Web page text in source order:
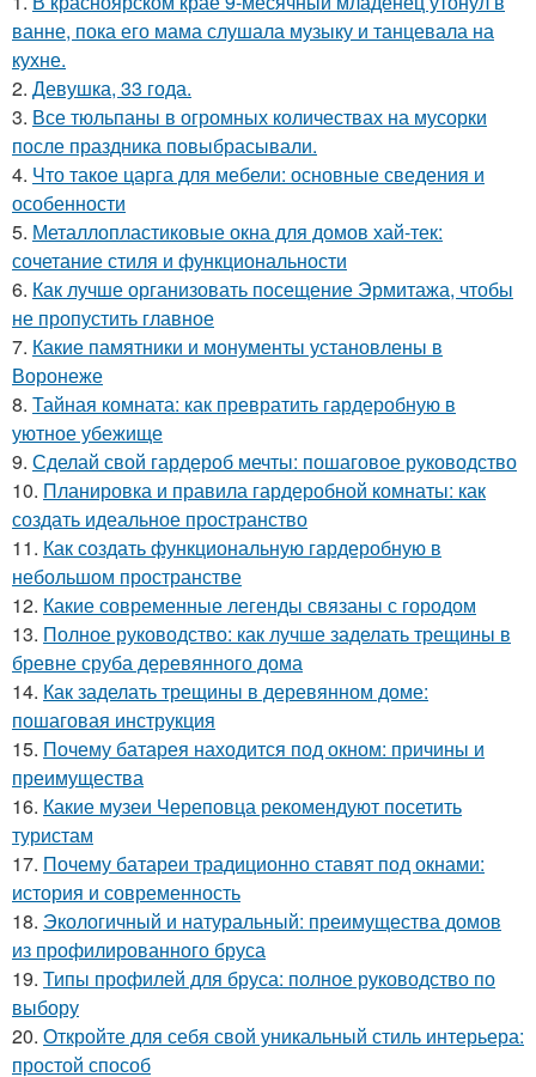
ванне, пока его мама слушала музыку и танцевала на
кухне.
2. Девушка, 33 года.
3. Все тюльпаны в огромных количествах на мусорки
после праздника повыбрасывали.
4. Что такое царга для мебели: основные сведения и
особенности
5. Металлопластиковые окна для домов хай-тек:
сочетание стиля и функциональности
6. Как лучше организовать посещение Эрмитажа, чтобы
не пропустить главное
7. Какие памятники и монументы установлены в
Воронеже
8. Тайная комната: как превратить гардеробную в
уютное убежище
9. Сделай свой гардероб мечты: пошаговое руководство
10. Планировка и правила гардеробной комнаты: как
создать идеальное пространство
11. Как создать функциональную гардеробную в
небольшом пространстве
12. Какие современные легенды связаны с городом
13. Полное руководство: как лучше заделать трещины в
бревне сруба деревянного дома
14. Как заделать трещины в деревянном доме:
пошаговая инструкция
15. Почему батарея находится под окном: причины и
преимущества
16. Какие музеи Череповца рекомендуют посетить
туристам
17. Почему батареи традиционно ставят под окнами:
история и современность
18. Экологичный и натуральный: преимущества домов
из профилированного бруса
19. Типы профилей для бруса: полное руководство по
выбору
20. Откройте для себя свой уникальный стиль интерьера:
простой способ